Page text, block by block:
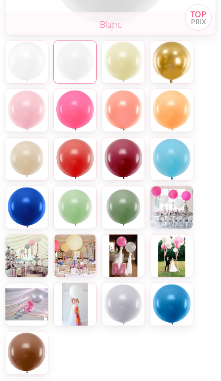
Blanc